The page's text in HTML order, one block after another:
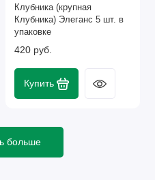
Клубника (крупная
Клубника) Элеганс 5 шт. в
упаковке
420 руб.
Купить
больше